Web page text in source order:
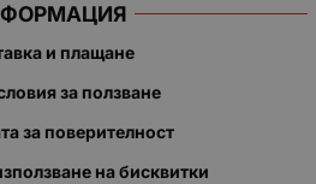
и плащане
за ползване
за поверителност
на бисквитки